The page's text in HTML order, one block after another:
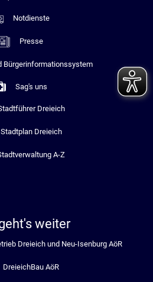
Notdienste
Presse
Bürgerinformationssystem
Sag's uns
Dreieich
Stadtplan Dreieich
A-Z
weiter
Dreieich und Neu-Isenburg AöR
DreieichBau AöR